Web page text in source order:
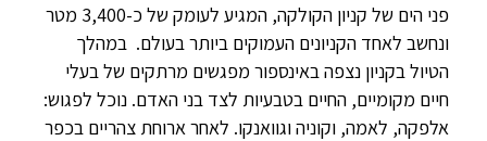
פני הים של קניון הקולקה, המגיע לעומק של כ-3,400 מטר
ונחשב לאחד הקניונים העמוקים ביותר בעולם. במהלך
הטיול בקניון נצפה באינספור מפגשים מרתקים של בעלי
חיים מקומיים, החיים בטבעיות לצד בני האדם. נוכל לפגוש:
אלפקה, לאמה, וקוניה וגוואנקו. לאחר ארוחת צהריים בכפר